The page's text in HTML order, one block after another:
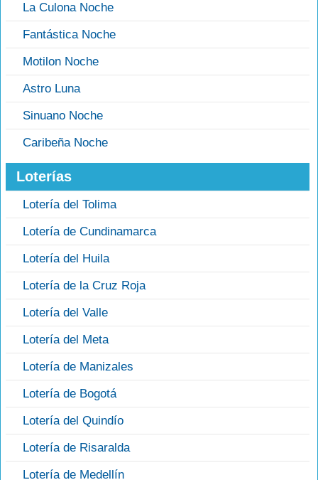
La Culona Noche
Fantástica Noche
Motilon Noche
Astro Luna
Sinuano Noche
Caribeña Noche
Loterías
Lotería del Tolima
Lotería de Cundinamarca
Lotería del Huila
Lotería de la Cruz Roja
Lotería del Valle
Lotería del Meta
Lotería de Manizales
Lotería de Bogotá
Lotería del Quindío
Lotería de Risaralda
Lotería de Medellín